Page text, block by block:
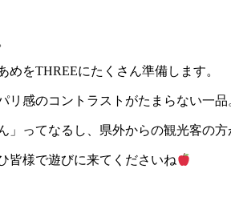
めをTHREEにたくさん準備します。
リ感のコントラストがたまらない一品
」ってなるし、県外からの観光客の
皆様で遊びに来てくださいね